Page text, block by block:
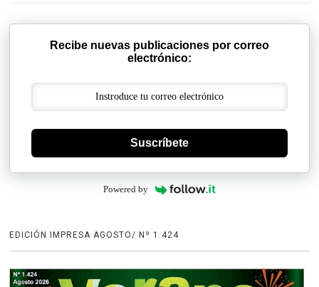
Recibe nuevas publicaciones por correo
electrónico:
Suscríbete
Powered by
EDICIÓN IMPRESA AGOSTO/ Nº 1.424